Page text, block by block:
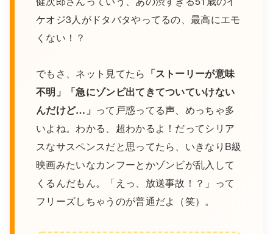
ケオジ3人がドタバタやってるの、最高にエモ
くない！？
でもさ、ネット見てたら 「ストーリーが意味
不明」「急にゾンビ出てきてついていけない
んだけど…」 って戸惑ってる声、めっちゃ多
いよね。わかる、超わかるよ！だってシリア
スなサスペンスだと思ってたら、いきなりB級
映画みたいなカンフーとかゾンビが乱入して
くるんだもん。「えっ、放送事故！？」って
フリーズしちゃうのが普通だよ（笑）。